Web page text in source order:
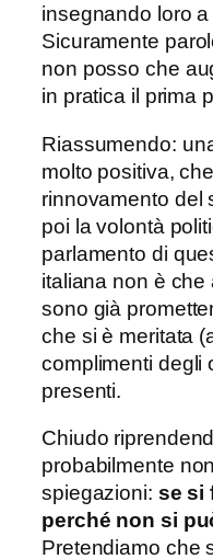
insegnando loro a
Sicuramente
non posso che
in pratica il prima
Riassumendo:
molto positiva,
rinnovamento del
poi la volontà
parlamento di
italiana non è che
sono già
che si è meritata
complimenti degli
presenti.
Chiudo
probabilmente
spiegazioni: se si
perché non si
Pretendiamo che